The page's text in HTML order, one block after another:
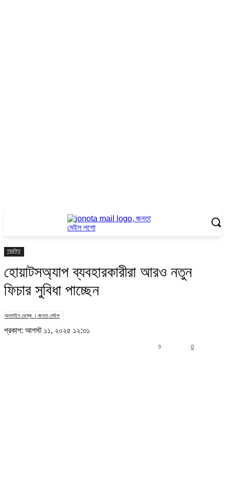
প্রযুক্তি
হোয়াটসঅ্যাপ ব্যবহারকারীরা আরও নতুন
ফিচার সুবিধা পাচ্ছেন
অনলাইন ডেস্ক । জনতা মেইল
প্রকাশ: আগস্ট ১১, ২০২৫ ১২:৩১
0
9